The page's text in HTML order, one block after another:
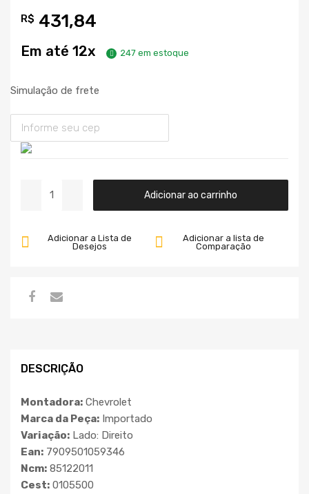
R$ 431,84
Em até 12x 247 em estoque
Simulação de frete
Adicionar ao carrinho
Adicionar a lista de
Comparação
Adicionar a Lista de
Desejos
DESCRIÇÃO
Montadora: Chevrolet
Marca da Peça: Importado
Variação: Lado: Direito
Ean: 7909501059346
Ncm: 85122011
Cest: 0105500